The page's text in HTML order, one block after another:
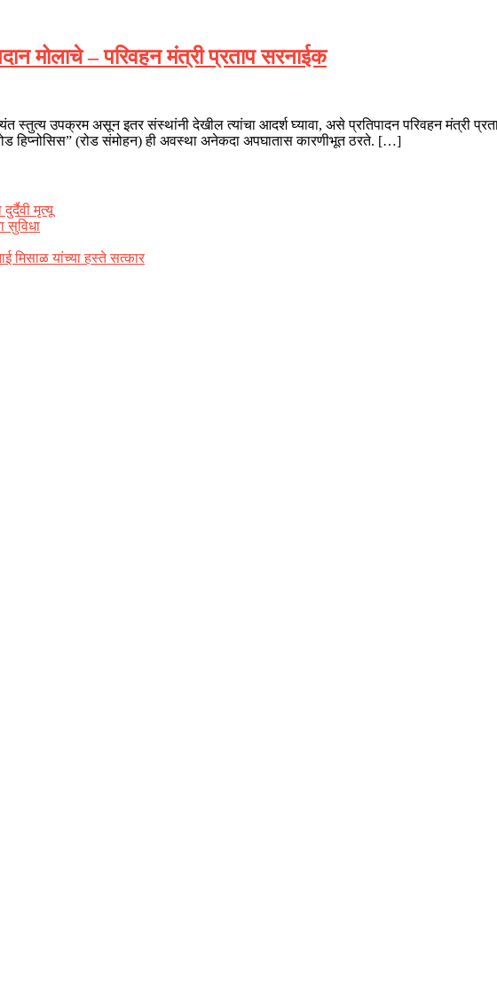
मोलाचे – परिवहन मंत्री प्रताप सरनाईक
स्तुत्य उपक्रम असून इतर संस्थांनी देखील त्यांचा आदर्श घ्यावा, असे प्रतिपादन परिवहन
हिप्नोसिस” (रोड संमोहन) ही अवस्था अनेकदा अपघातास कारणीभूत ठरते. […]
मृत्यू
सुविधा
मिसाळ यांच्या हस्ते सत्कार